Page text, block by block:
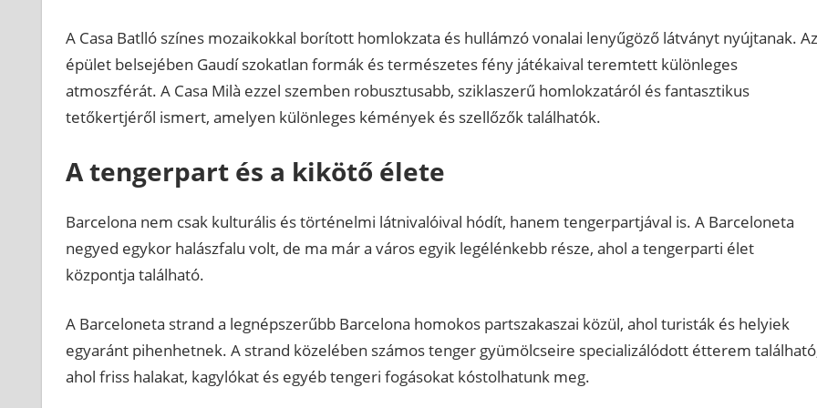
A Casa Batlló színes mozaikokkal borított homlokzata és hullámzó vonalai lenyűgöző látványt nyújtanak. Az
épület belsejében Gaudí szokatlan formák és természetes fény játékaival teremtett különleges
atmoszférát. A Casa Milà ezzel szemben robusztusabb, sziklaszerű homlokzatáról és fantasztikus
tetőkertjéről ismert, amelyen különleges kémények és szellőzők találhatók.
A tengerpart és a kikötő élete
Barcelona nem csak kulturális és történelmi látnivalóival hódít, hanem tengerpartjával is. A Barceloneta
negyed egykor halászfalu volt, de ma már a város egyik legélénkebb része, ahol a tengerparti élet
központja található.
A Barceloneta strand a legnépszerűbb Barcelona homokos partszakaszai közül, ahol turisták és helyiek
egyaránt pihenhetnek. A strand közelében számos tenger gyümölcseire specializálódott étterem
ahol friss halakat, kagylókat és egyéb tengeri fogásokat kóstolhatunk meg.